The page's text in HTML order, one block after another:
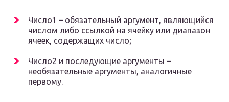
Число1 – обязательный аргумент, являющийся
числом либо ссылкой на ячейку или диапазон
ячеек, содержащих число;
Число2 и последующие аргументы –
необязательные аргументы, аналогичные
первому.